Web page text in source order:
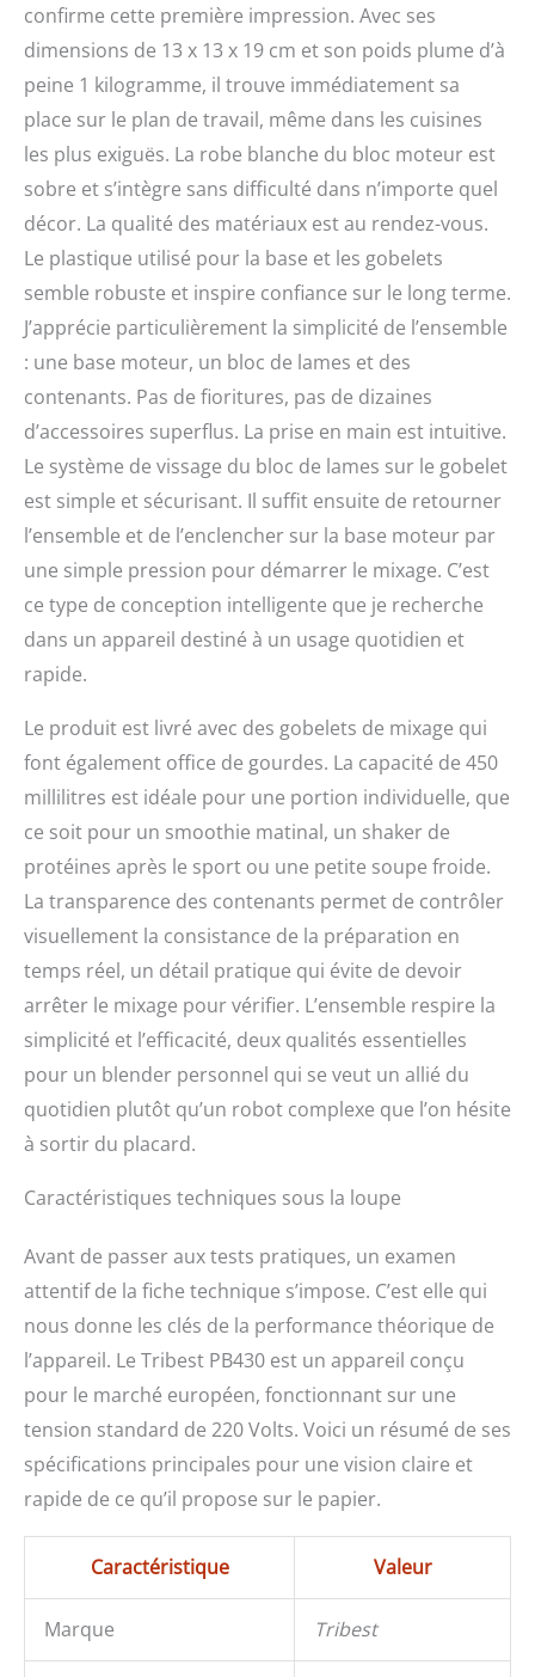
confirme cette première impression. Avec ses
dimensions de 13 x 13 x 19 cm et son poids plume d’à
peine 1 kilogramme, il trouve immédiatement sa
place sur le plan de travail, même dans les cuisines
les plus exiguës. La robe blanche du bloc moteur est
sobre et s’intègre sans difficulté dans n’importe quel
décor. La qualité des matériaux est au rendez-vous.
Le plastique utilisé pour la base et les gobelets
semble robuste et inspire confiance sur le long terme.
J’apprécie particulièrement la simplicité de l’ensemble
: une base moteur, un bloc de lames et des
contenants. Pas de fioritures, pas de dizaines
d’accessoires superflus. La prise en main est intuitive.
Le système de vissage du bloc de lames sur le gobelet
est simple et sécurisant. Il suffit ensuite de retourner
l’ensemble et de l’enclencher sur la base moteur par
une simple pression pour démarrer le mixage. C’est
ce type de conception intelligente que je recherche
dans un appareil destiné à un usage quotidien et
rapide.
Le produit est livré avec des gobelets de mixage qui
font également office de gourdes. La capacité de 450
millilitres est idéale pour une portion individuelle, que
ce soit pour un smoothie matinal, un shaker de
protéines après le sport ou une petite soupe froide.
La transparence des contenants permet de contrôler
visuellement la consistance de la préparation en
temps réel, un détail pratique qui évite de devoir
arrêter le mixage pour vérifier. L’ensemble respire la
simplicité et l’efficacité, deux qualités essentielles
pour un blender personnel qui se veut un allié du
quotidien plutôt qu’un robot complexe que l’on hésite
à sortir du placard.
Caractéristiques techniques sous la loupe
Avant de passer aux tests pratiques, un examen
attentif de la fiche technique s’impose. C’est elle qui
nous donne les clés de la performance théorique de
l’appareil. Le Tribest PB430 est un appareil conçu
pour le marché européen, fonctionnant sur une
tension standard de 220 Volts. Voici un résumé de ses
spécifications principales pour une vision claire et
rapide de ce qu’il propose sur le papier.
Caractéristique Valeur
Marque Tribest